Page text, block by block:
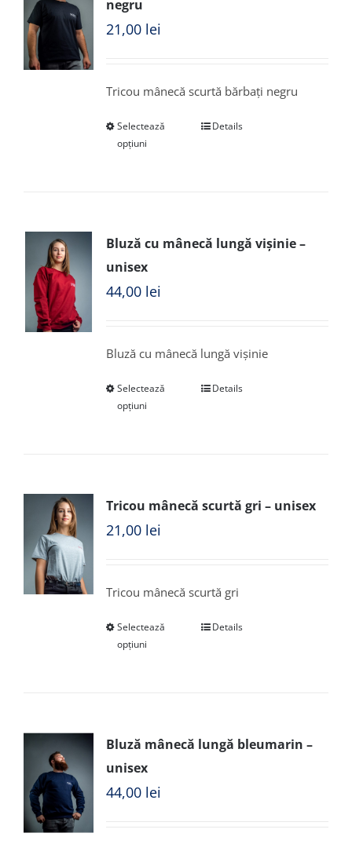
negru
21,00 lei
Tricou mânecă scurtă bărbați negru
Selectează
opțiuni
Details
Bluză cu mânecă lungă vișinie –
unisex
44,00 lei
Bluză cu mânecă lungă vișinie
Selectează
opțiuni
Details
Tricou mânecă scurtă gri – unisex
21,00 lei
Tricou mânecă scurtă gri
Selectează
opțiuni
Details
Bluză mânecă lungă bleumarin –
unisex
44,00 lei